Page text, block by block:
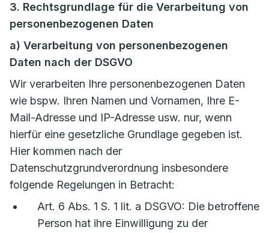
3. Rechtsgrundlage für die Verarbeitung von
personenbezogenen Daten
a) Verarbeitung von personenbezogenen
Daten nach der DSGVO
Wir verarbeiten Ihre personenbezogenen Daten
wie bspw. Ihren Namen und Vornamen, Ihre E-
Mail-Adresse und IP-Adresse usw. nur, wenn
hierfür eine gesetzliche Grundlage gegeben ist.
Hier kommen nach der
Datenschutzgrundverordnung insbesondere
folgende Regelungen in Betracht:
Art. 6 Abs. 1 S. 1 lit. a DSGVO: Die betroffene
Person hat ihre Einwilligung zu der